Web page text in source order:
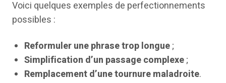
Voici quelques exemples de perfectionnements
possibles :
Reformuler une phrase trop longue;
Simplification d’un passage complexe;
Remplacement d’une tournure maladroite.